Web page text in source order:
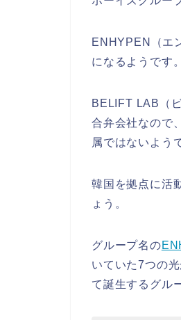
ENHYPEN（エ
になるようです。
BELIFT LAB（
合弁会社なので
属ではないよう
韓国を拠点に活
ょう。
グループ名の
いていた7つの
て誕生するグル